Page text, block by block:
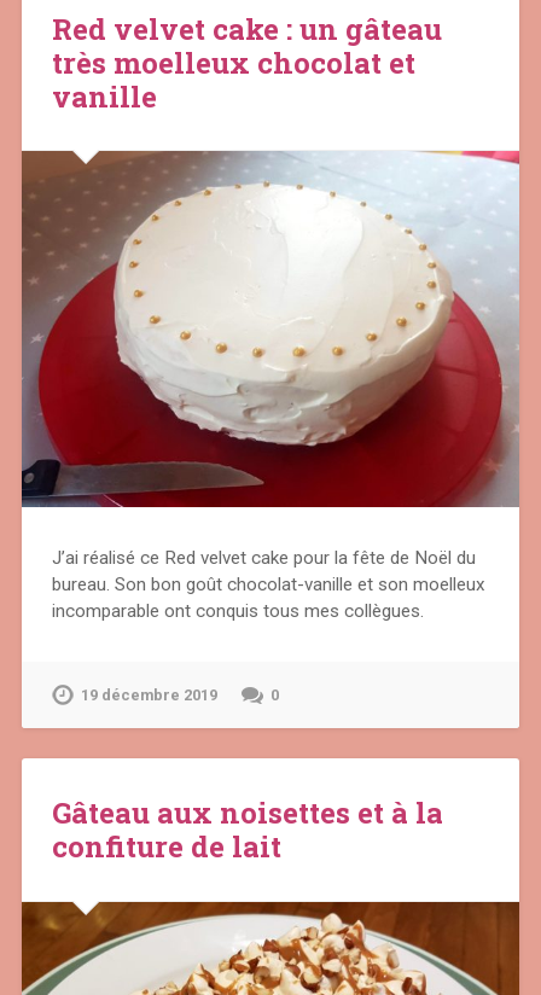
Red velvet cake : un gâteau
très moelleux chocolat et
vanille
J’ai réalisé ce Red velvet cake pour la fête de Noël du
bureau. Son bon goût chocolat-vanille et son moelleux
incomparable ont conquis tous mes collègues.
19 décembre 2019 0
Gâteau aux noisettes et à la
confiture de lait